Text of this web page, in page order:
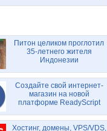
Питон целиком проглотил
35-летнего жителя
Индонезии
Создайте свой интернет-
магазин на новой
платформе ReadyScript
Хостинг, домены, VPS/VDS,